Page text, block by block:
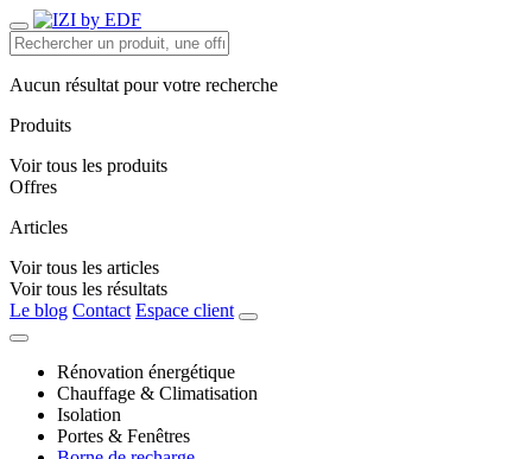
Aucun résultat pour votre recherche
Produits
Voir tous les produits
Offres
Articles
Voir tous les articles
Voir tous les résultats
Le blog Contact Espace client
Rénovation énergétique
Chauffage & Climatisation
Isolation
Portes & Fenêtres